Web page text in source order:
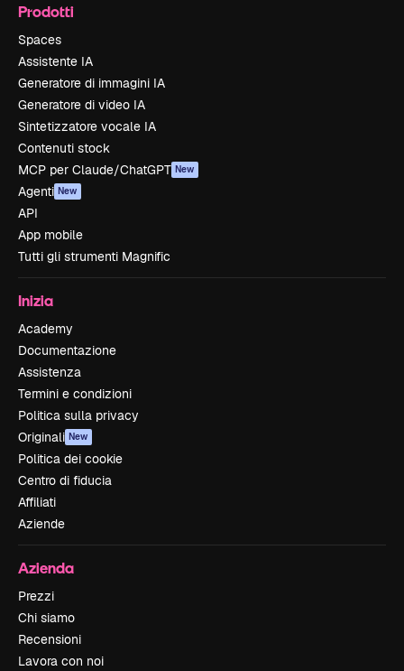
Prodotti
Spaces
Assistente IA
Generatore di immagini IA
Generatore di video IA
Sintetizzatore vocale IA
Contenuti stock
MCP per Claude/ChatGPT New
Agenti New
API
App mobile
Tutti gli strumenti Magnific
Inizia
Academy
Documentazione
Assistenza
Termini e condizioni
Politica sulla privacy
Originali New
Politica dei cookie
Centro di fiducia
Affiliati
Aziende
Azienda
Prezzi
Chi siamo
Recensioni
Lavora con noi